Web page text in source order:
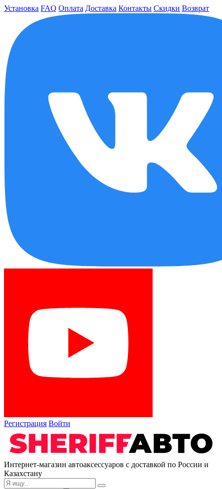
Установка FAQ Оплата Доставка Контакты Скидки Возврат
Регистрация Войти
Интернет-магазин автоаксессуаров с доставкой по России и
Казахстану